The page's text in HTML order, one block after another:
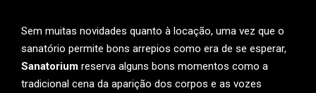
Sem muitas novidades quanto à locação, uma vez que o
sanatório permite bons arrepios como era de se esperar,
Sanatorium reserva alguns bons momentos como a
tradicional cena da aparição dos corpos e as vozes